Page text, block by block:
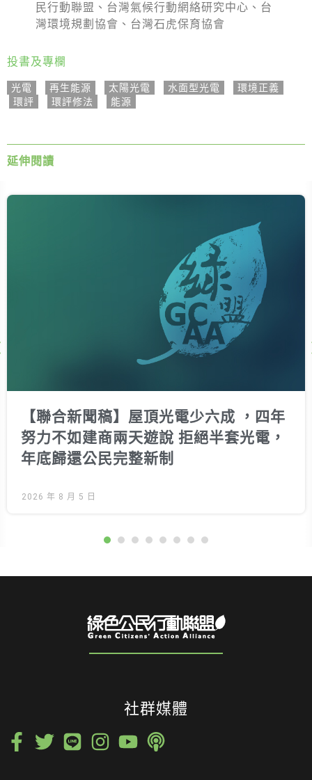
民行動聯盟、台灣氣候行動網絡研究中心、台
灣環境規劃協會、台灣石虎保育協會
投書及專欄
光電 再生能源 太陽光電 水面型光電 環境正義
環評
環評修法 能源
延伸閱讀
【聯合新聞稿】屋頂光電少六成 ，四年
努力不如建商兩天遊說 拒絕半套光電，
年底歸還公民完整新制
2026 年 8 月 5 日
Next
社群媒體